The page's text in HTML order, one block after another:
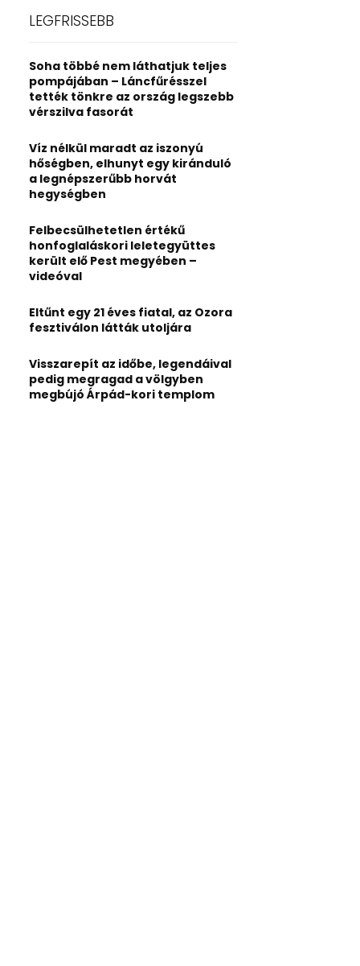
h
o
r
:
LEGFRISSEBB
Soha többé nem láthatjuk teljes
pompájában – Láncfűrésszel
tették tönkre az ország legszebb
vérszilva fasorát
Víz nélkül maradt az iszonyú
hőségben, elhunyt egy kiránduló
a legnépszerűbb horvát
hegységben
Felbecsülhetetlen értékű
honfoglaláskori leletegyüttes
került elő Pest megyében –
videóval
Eltűnt egy 21 éves fiatal, az Ozora
fesztiválon látták utoljára
Visszarepít az időbe, legendáival
pedig megragad a völgyben
megbújó Árpád-kori templom